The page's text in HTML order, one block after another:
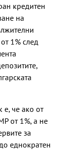
кредитен
на
1% след
е, че ако от
от 1%, а не
за
еднократен